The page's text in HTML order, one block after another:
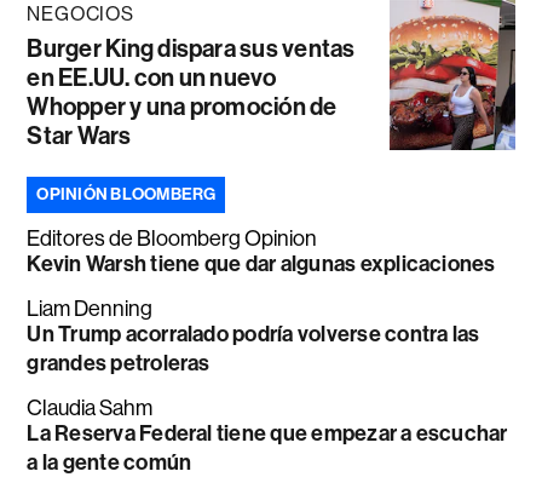
NEGOCIOS
Burger King dispara sus ventas
en EE.UU. con un nuevo
Whopper y una promoción de
Star Wars
OPINIÓN BLOOMBERG
Editores de Bloomberg Opinion
Kevin Warsh tiene que dar algunas explicaciones
Liam Denning
Un Trump acorralado podría volverse contra las
grandes petroleras
Claudia Sahm
La Reserva Federal tiene que empezar a escuchar
a la gente común